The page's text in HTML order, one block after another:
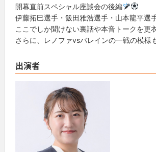
開幕直前スペシャル座談会の後編
伊藤拓巳選手・飯田雅浩選手・山本龍平選
ここでしか聞けない裏話や本音トークを更
さらに、レノファvsバレインの一戦の模様
出演者